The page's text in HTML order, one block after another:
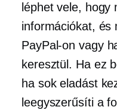
léphet vele, hogy
információkat, és
PayPal-on vagy
keresztül. Ha ez
ha sok eladást
leegyszerűsíti a